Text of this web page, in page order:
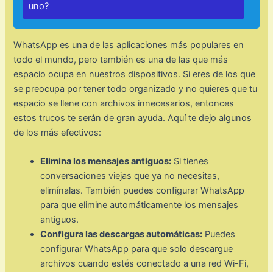
uno?
WhatsApp es una de las aplicaciones más populares en
todo el mundo, pero también es una de las que más
espacio ocupa en nuestros dispositivos. Si eres de los que
se preocupa por tener todo organizado y no quieres que tu
espacio se llene con archivos innecesarios, entonces
estos trucos te serán de gran ayuda. Aquí te dejo algunos
de los más efectivos:
Elimina los mensajes antiguos: Si tienes
conversaciones viejas que ya no necesitas,
elimínalas. También puedes configurar WhatsApp
para que elimine automáticamente los mensajes
antiguos.
Configura las descargas automáticas: Puedes
configurar WhatsApp para que solo descargue
archivos cuando estés conectado a una red Wi-Fi,